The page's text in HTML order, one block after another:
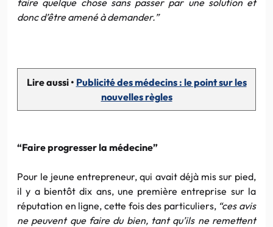
donc d’être amené à demander.”
Lire aussi • Publicité des médecins : le point sur les
nouvelles règles
“Faire progresser la médecine”
Pour le jeune entrepreneur, qui avait déjà mis sur pied,
il y a bientôt dix ans, une première entreprise sur la
réputation en ligne, cette fois des particuliers, “ces avis
ne peuvent que faire du bien, tant qu’ils ne remettent